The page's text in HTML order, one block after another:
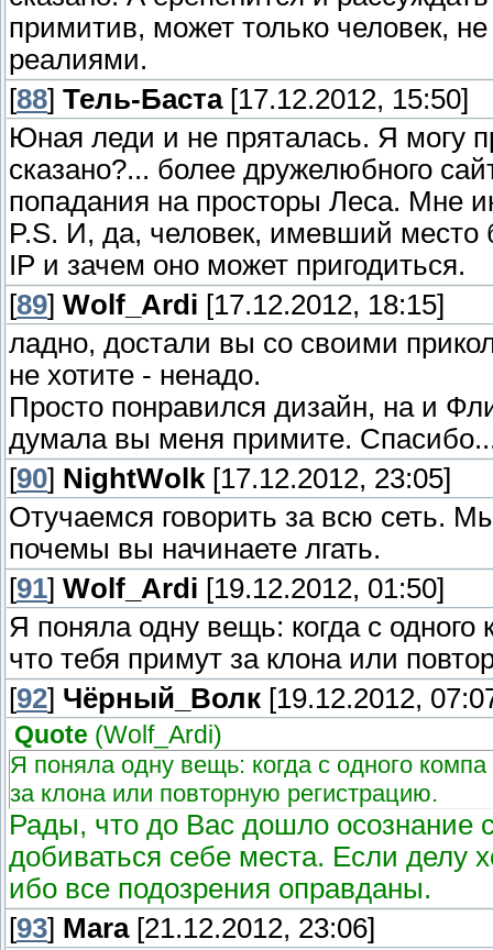
примитив, может только человек,
реалиями.
[88] Тель-Баста[17.12.2012, 15:50]
Юная леди и не пряталась. Я могу
сказано?... более дружелюбного
попадания на просторы Леса. Мне
P.S. И, да, человек, имевший место
IP и зачем оно может пригодиться.
[89] Wolf_Ardi [17.12.2012, 18:15]
ладно, достали вы со своими
не хотите - ненадо.
Просто понравился дизайн, на и
думала вы меня примите.
[90] NightWolk [17.12.2012, 23:05]
Отучаемся говорить за всю сеть.
почемы вы начинаете лгать.
[91] Wolf_Ardi [19.12.2012, 01:50]
Я поняла одну вещь: когда с одного
что тебя примут за клона или
[92] Чёрный_Волк [19.12.2012,
Quote (Wolf_Ardi)
Я поняла одну вещь: когда с одного
за клона или повторную регистрацию.
Рады, что до Вас дошло осознание
добиваться себе места. Если делу
ибо все подозрения оправданы.
[93] Mara[21.12.2012, 23:06]